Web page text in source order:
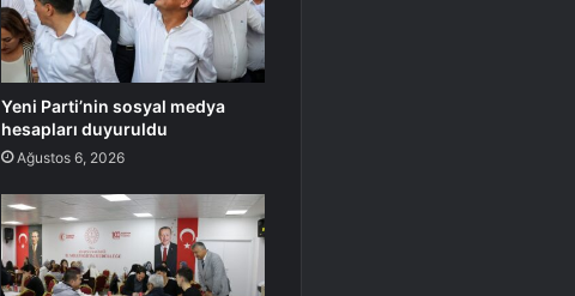
Yeni Parti’nin sosyal medya
hesapları duyuruldu
Ağustos 6, 2026